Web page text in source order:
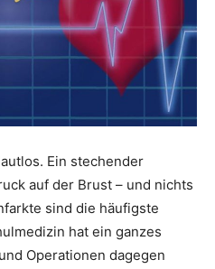
Ein stechender
auf der Brust – und nichts
sind die häufigste
hat ein ganzes
Operationen dagegen